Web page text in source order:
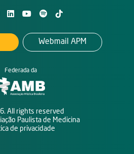
All rights reserved
Paulista de Medicina
de privacidade
Federada da
Webmail APM